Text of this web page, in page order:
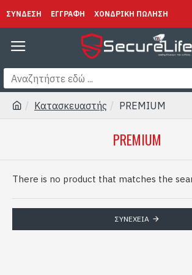
ΣΥΝΔΕΣΗ ΕΓΓΡΑΦΗ ΧΟΝΔΡΙΚΗ ΠΩΛΗΣΗ
Κατασκευαστής PREMIUM
PREMIUM
There is no product that matches the
ΣΥΝΈΧΕΙΑ